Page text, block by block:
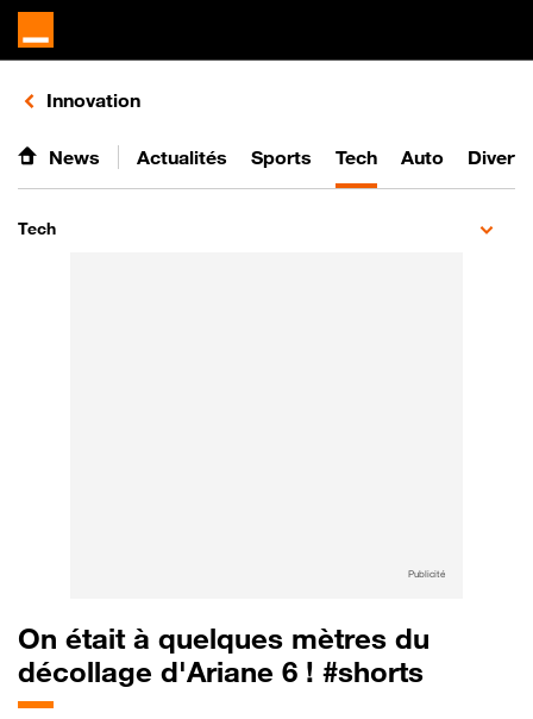
Retours vers le listing de vidéos de la catégorie
Innovation
News Actualités Sports Tech Auto
Tech
Publicité
On était à quelques mètres du
décollage d'Ariane 6 ! #shorts